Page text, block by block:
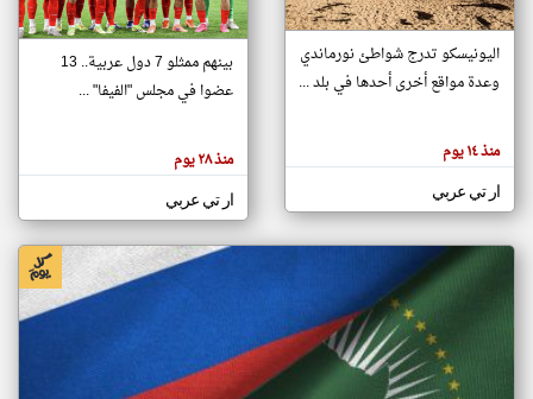
تغيير الدولة
اخبار جزر القمر على مدار الساعة
أهم اخبار جزر القمر العاجلة والمباشرة
هنا عن
وجهة
كاتبيها.
اليونيسكو تدرج شواطئ نورماندي
وعدة مواقع أخرى أحدها في بلد ...
منذ ١٤ يوم
ار تي عربي
بينهم ممثلو 7 دول عربية.. 13
عضوا في مجلس "الفيفا" ...
منذ ٢٨ يوم
ار تي عربي
klyoum.com